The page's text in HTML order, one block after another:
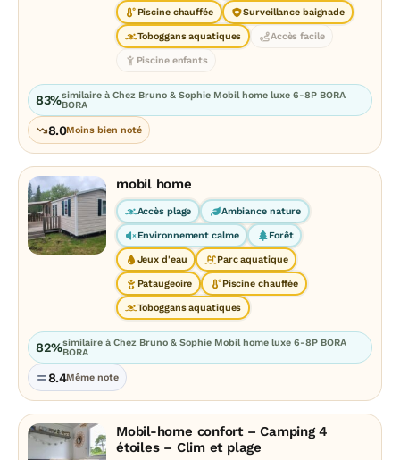
Piscine chauffée Surveillance baignade
Toboggans aquatiques Accès facile
Piscine enfants
83%similaire à Chez Bruno & Sophie Mobil home luxe 6-8P BORA
BORA
8.0Moins bien noté
mobil home
Accès plage Ambiance nature
Environnement calme Forêt
Jeux d'eau Parc aquatique
Pataugeoire Piscine chauffée
Toboggans aquatiques
82%similaire à Chez Bruno & Sophie Mobil home luxe 6-8P BORA
BORA
8.4Même note
Mobil-home confort – Camping 4
étoiles – Clim et plage